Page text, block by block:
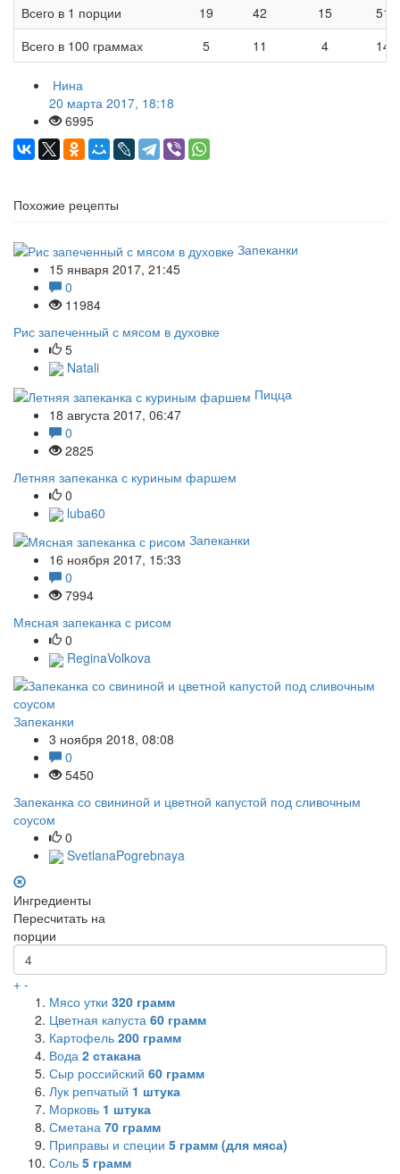
Всего в 1 порции
19 42 15
517
Всего в 100 граммах
5 11 4 142
Нина
20 марта 2017, 18:18
6995
Похожие рецепты
Запеканки
15 января 2017, 21:45
0
11984
Рис запеченный с мясом в духовке
5
Natali
Пицца
18 августа 2017, 06:47
0
2825
Летняя запеканка с куриным фаршем
0
luba60
Запеканки
16 ноября 2017, 15:33
0
7994
Мясная запеканка с рисом
0
ReginaVolkova
Запеканки
3 ноября 2018, 08:08
0
5450
Запеканка со свининой и цветной капустой под сливочным
соусом
0
SvetlanaPogrebnaya
Ингредиенты
Пересчитать на
порции
+ -
Мясо утки 320 грамм
Цветная капуста 60 грамм
Картофель 200 грамм
Вода 2 стакана
Сыр российский 60 грамм
Лук репчатый 1 штука
Морковь 1 штука
Сметана 70 грамм
Приправы и специи 5 грамм (для мяса)
Соль 5 грамм